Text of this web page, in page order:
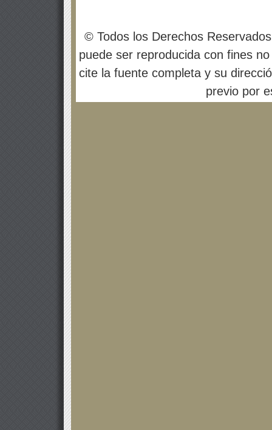
© Todos los Derechos
puede ser reproducida con fines
cite la fuente completa y su
previo por